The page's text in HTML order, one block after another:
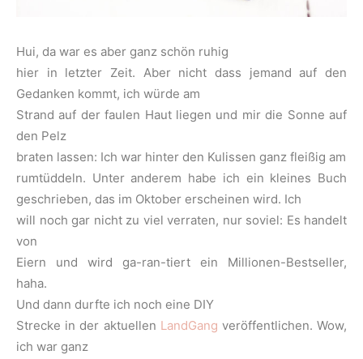
Hui, da war es aber ganz schön ruhig
hier in letzter Zeit. Aber nicht dass jemand auf den
Gedanken kommt, ich würde am
Strand auf der faulen Haut liegen und mir die Sonne auf
den Pelz
braten lassen: Ich war hinter den Kulissen ganz fleißig am
rumtüddeln. Unter anderem habe ich ein kleines Buch
geschrieben, das im Oktober erscheinen wird. Ich
will noch gar nicht zu viel verraten, nur soviel: Es handelt
von
Eiern und wird ga-ran-tiert ein Millionen-Bestseller,
haha.
Und dann durfte ich noch eine DIY
Strecke in der aktuellen LandGang veröffentlichen. Wow,
ich war ganz